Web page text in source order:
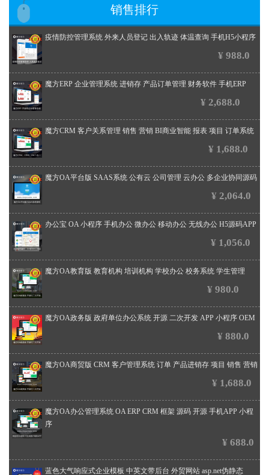
销售排行
疫情防控管理系统 外来人员登记 出入轨迹 体温查询 手机H5小程序
¥ 988.0
魔方ERP 企业管理系统 进销存 产品订单管理 财务软件 手机ERP
¥ 2,688.0
魔方CRM 客户关系管理 销售 营销 BI商业智能 报表 项目 订单系统
¥ 1,688.0
魔方OA平台版 SAAS系统 公有云 公司管理 云办公 多企业协同源码
¥ 2,064.0
办公宝 OA 小程序 手机办公 微办公 移动办公 无线办公 H5源码APP
¥ 1,056.0
魔方OA教育版 教育机构 培训机构 学校办公 校务系统 学生管理
¥ 980.0
魔方OA政务版 政府单位办公系统 开源 二次开发 APP 小程序 OEM
¥ 880.0
魔方OA商贸版 CRM 客户管理系统 订单 产品进销存 项目 销售 营销
¥ 1,688.0
魔方OA办公管理系统 OA ERP CRM 框架 源码 开源 手机APP 小程
序
¥ 688.0
蓝色大气响应式企业模板 中英文带后台 外贸网站 asp.net伪静态